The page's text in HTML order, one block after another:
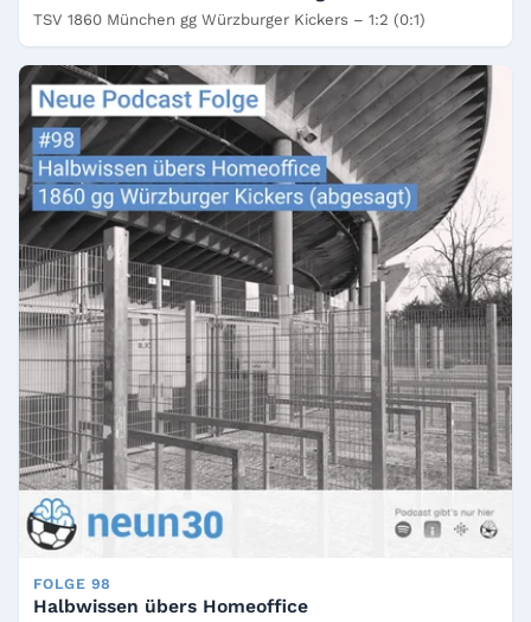
TSV 1860 München gg Würzburger Kickers – 1:2 (0:1)
FOLGE 98
Halbwissen übers Homeoffice